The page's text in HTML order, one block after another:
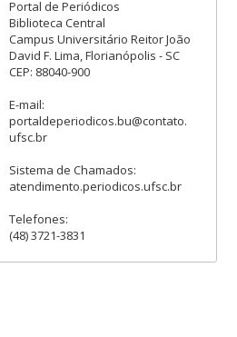
Portal de Periódicos
Biblioteca Central
Campus Universitário Reitor João
David F. Lima, Florianópolis - SC
CEP: 88040-900
E-mail:
portaldeperiodicos.bu@contato.
ufsc.br
Sistema de Chamados:
atendimento.periodicos.ufsc.br
Telefones:
(48) 3721-3831